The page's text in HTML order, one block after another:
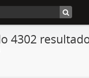
4302